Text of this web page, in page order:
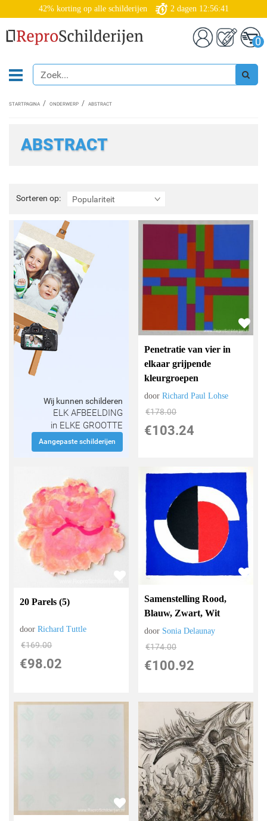
42% korting op alle schilderijen 2 dagen 12:56:39
0
STARTPAGINA ONDERWERP ABSTRACT
ABSTRACT
Sorteren op: Populariteit
Sorteren
op:
Wij kunnen schilderen
ELK AFBEELDING
in ELKE GROOTTE
Aangepaste schilderijen
Penetratie van vier in
elkaar grijpende
kleurgroepen
doorRichard Paul Lohse
€178.00
€103.24
20 Parels (5)
doorRichard Tuttle
€169.00
€98.02
Samenstelling Rood,
Blauw, Zwart, Wit
door Sonia Delaunay
€174.00
€100.92